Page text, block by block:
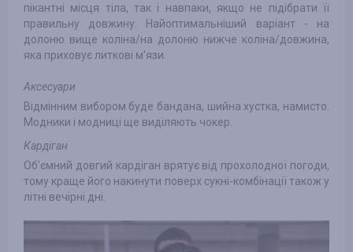
пікантні місця тіла, так і навпаки, якщо не підібрати її
правильну довжину. Найоптимальніший варіант - на
долоню вище коліна/на долоню нижче коліна/довжина,
яка приховує литкові м'язи.
Аксесуари
Відмінним вибором буде бандана, шийна хустка, намисто.
Модники і модниці ще виділяють чокер.
Кардіган
Об'ємний довгий кардіган врятує від прохолодної погоди,
тому краще його накинути поверх сукні-комбінації також у
літні вечірні дні.